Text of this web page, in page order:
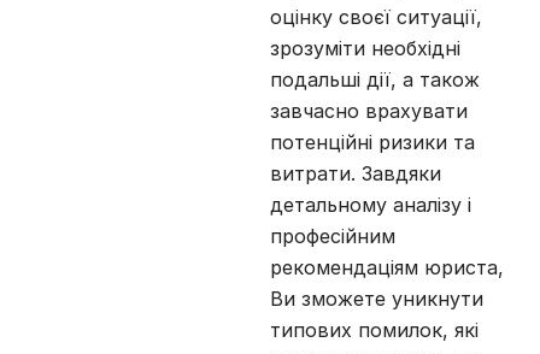
оцінку своєї ситуації,
зрозуміти необхідні
подальші дії, а також
завчасно врахувати
потенційні ризики та
витрати. Завдяки
детальному аналізу і
професійним
рекомендаціям юриста,
Ви зможете уникнути
типових помилок, які